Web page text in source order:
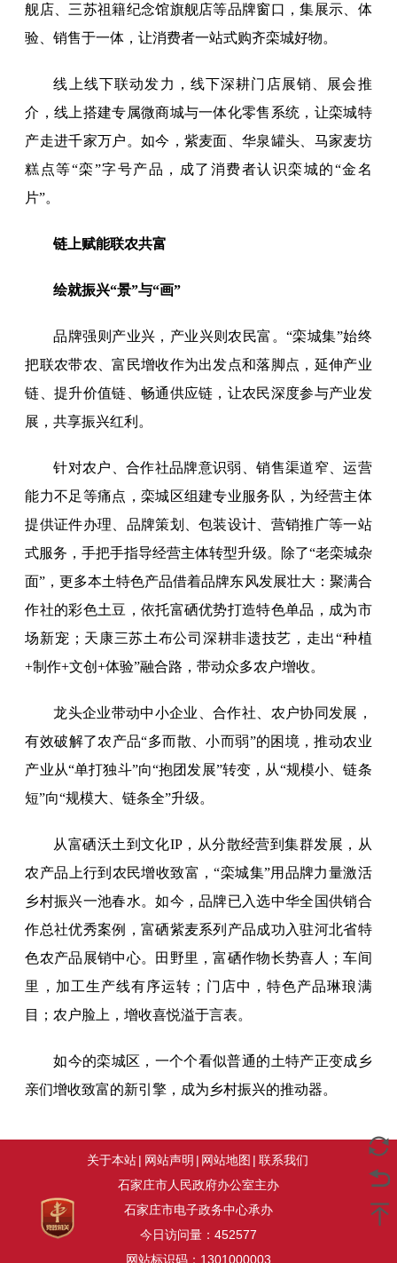
舰店、三苏祖籍纪念馆旗舰店等品牌窗口，集展示、体
验、销售于一体，让消费者一站式购齐栾城好物。
线上线下联动发力，线下深耕门店展销、展会推
介，线上搭建专属微商城与一体化零售系统，让栾城特
产走进千家万户。如今，紫麦面、华泉罐头、马家麦坊
糕点等“栾”字号产品，成了消费者认识栾城的“金名
片”。
链上赋能联农共富
绘就振兴“景”与“画”
品牌强则产业兴，产业兴则农民富。“栾城集”始终
把联农带农、富民增收作为出发点和落脚点，延伸产业
链、提升价值链、畅通供应链，让农民深度参与产业发
展，共享振兴红利。
针对农户、合作社品牌意识弱、销售渠道窄、运营
能力不足等痛点，栾城区组建专业服务队，为经营主体
提供证件办理、品牌策划、包装设计、营销推广等一站
式服务，手把手指导经营主体转型升级。除了“老栾城杂
面”，更多本土特色产品借着品牌东风发展壮大：聚满合
作社的彩色土豆，依托富硒优势打造特色单品，成为市
场新宠；天康三苏土布公司深耕非遗技艺，走出“种植
+制作+文创+体验”融合路，带动众多农户增收。
龙头企业带动中小企业、合作社、农户协同发展，
有效破解了农产品“多而散、小而弱”的困境，推动农业
产业从“单打独斗”向“抱团发展”转变，从“规模小、链条
短”向“规模大、链条全”升级。
从富硒沃土到文化IP，从分散经营到集群发展，从
农产品上行到农民增收致富，“栾城集”用品牌力量激活
乡村振兴一池春水。如今，品牌已入选中华全国供销合
作总社优秀案例，富硒紫麦系列产品成功入驻河北省特
色农产品展销中心。田野里，富硒作物长势喜人；车间
里，加工生产线有序运转；门店中，特色产品琳琅满
目；农户脸上，增收喜悦溢于言表。
如今的栾城区，一个个看似普通的土特产正变成乡
亲们增收致富的新引擎，成为乡村振兴的推动器。
关于本站| 网站声明 | 网站地图 | 联系我们
石家庄市人民政府办公室主办
石家庄市电子政务中心承办
今日访问量： 452577
网站标识码：1301000003